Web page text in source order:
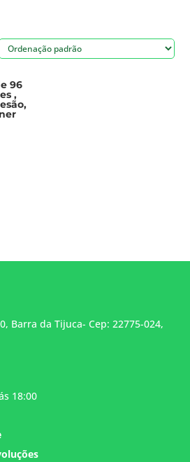
96
,
Barra da Tijuca- Cep: 22775-024,
18:00